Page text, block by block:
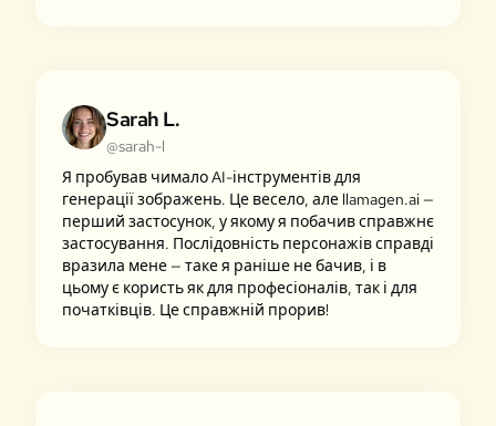
Sarah L.
@sarah-l
Я пробував чимало AI-інструментів для
генерації зображень. Це весело, але llamagen.ai —
перший застосунок, у якому я побачив справжнє
застосування. Послідовність персонажів справді
вразила мене — таке я раніше не бачив, і в
цьому є користь як для професіоналів, так і для
початківців. Це справжній прорив!